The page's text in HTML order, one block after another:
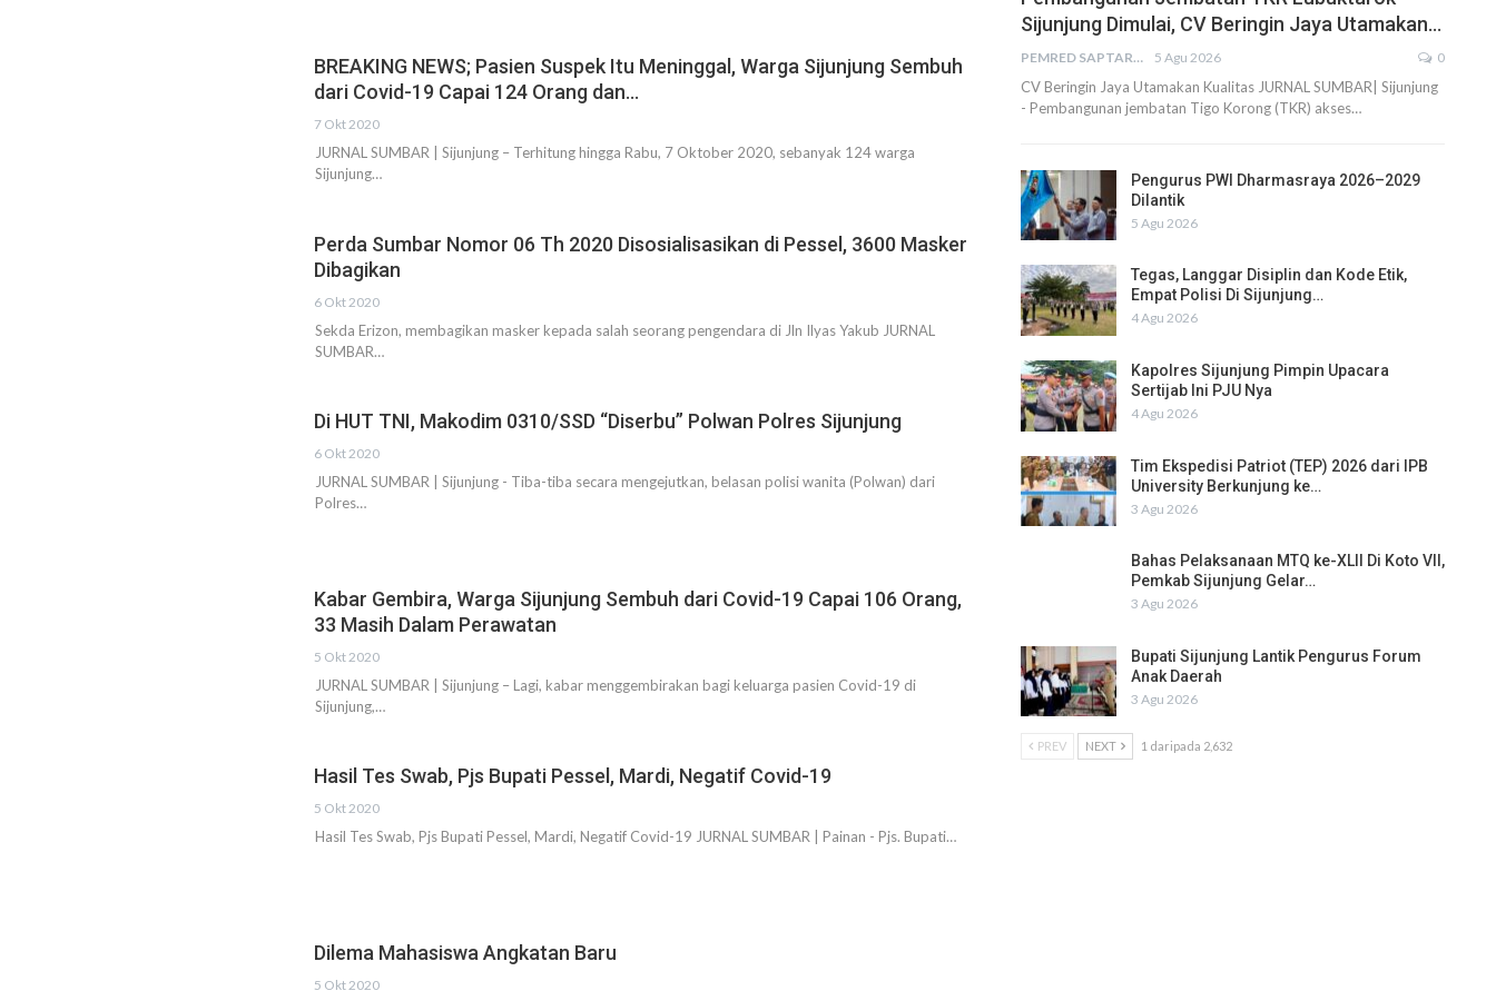
BREAKING NEWS; Pasien Suspek Itu Meninggal, Warga Sijunjung Sembuh
dari Covid-19 Capai 124 Orang dan…
7 Okt 2020
JURNAL SUMBAR | Sijunjung – Terhitung hingga Rabu, 7 Oktober 2020, sebanyak 124 warga
Sijunjung…
Perda Sumbar Nomor 06 Th 2020 Disosialisasikan di Pessel, 3600 Masker
Dibagikan
6 Okt 2020
Sekda Erizon, membagikan masker kepada salah seorang pengendara di Jln Ilyas Yakub JURNAL
SUMBAR…
Di HUT TNI, Makodim 0310/SSD “Diserbu” Polwan Polres Sijunjung
6 Okt 2020
JURNAL SUMBAR | Sijunjung - Tiba-tiba secara mengejutkan, belasan polisi wanita (Polwan) dari
Polres…
Kabar Gembira, Warga Sijunjung Sembuh dari Covid-19 Capai 106 Orang,
33 Masih Dalam Perawatan
5 Okt 2020
JURNAL SUMBAR | Sijunjung – Lagi, kabar menggembirakan bagi keluarga pasien Covid-19 di
Sijunjung,…
Hasil Tes Swab, Pjs Bupati Pessel, Mardi, Negatif Covid-19
5 Okt 2020
Hasil Tes Swab, Pjs Bupati Pessel, Mardi, Negatif Covid-19 JURNAL SUMBAR | Painan - Pjs. Bupati…
Dilema Mahasiswa Angkatan Baru
5 Okt 2020
Sijunjung Dimulai, CV Beringin Jaya Utamakan…
PEMRED SAPTARIUS 5 Agu 2026 0
CV Beringin Jaya Utamakan Kualitas JURNAL SUMBAR| Sijunjung
- Pembangunan jembatan Tigo Korong (TKR) akses…
Pengurus PWI Dharmasraya 2026–2029
Dilantik
5 Agu 2026
Tegas, Langgar Disiplin dan Kode Etik,
Empat Polisi Di Sijunjung…
4 Agu 2026
Kapolres Sijunjung Pimpin Upacara
Sertijab Ini PJU Nya
4 Agu 2026
Tim Ekspedisi Patriot (TEP) 2026 dari IPB
University Berkunjung ke…
3 Agu 2026
Bahas Pelaksanaan MTQ ke-XLII Di Koto VII,
Pemkab Sijunjung Gelar…
3 Agu 2026
Bupati Sijunjung Lantik Pengurus Forum
Anak Daerah
3 Agu 2026
PREV NEXT 1 daripada 2,632